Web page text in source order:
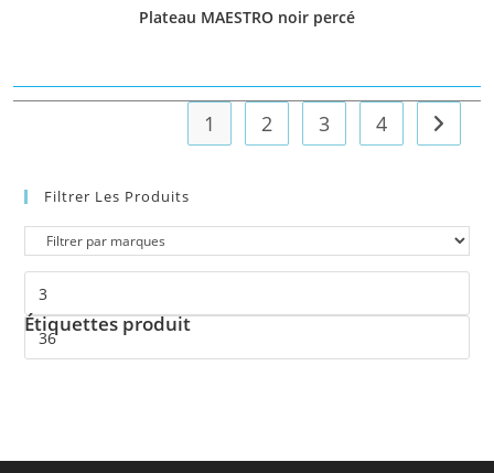
Plateau MAESTRO noir percé
1 2 3 4
Filtrer Les Produits
Étiquettes produit